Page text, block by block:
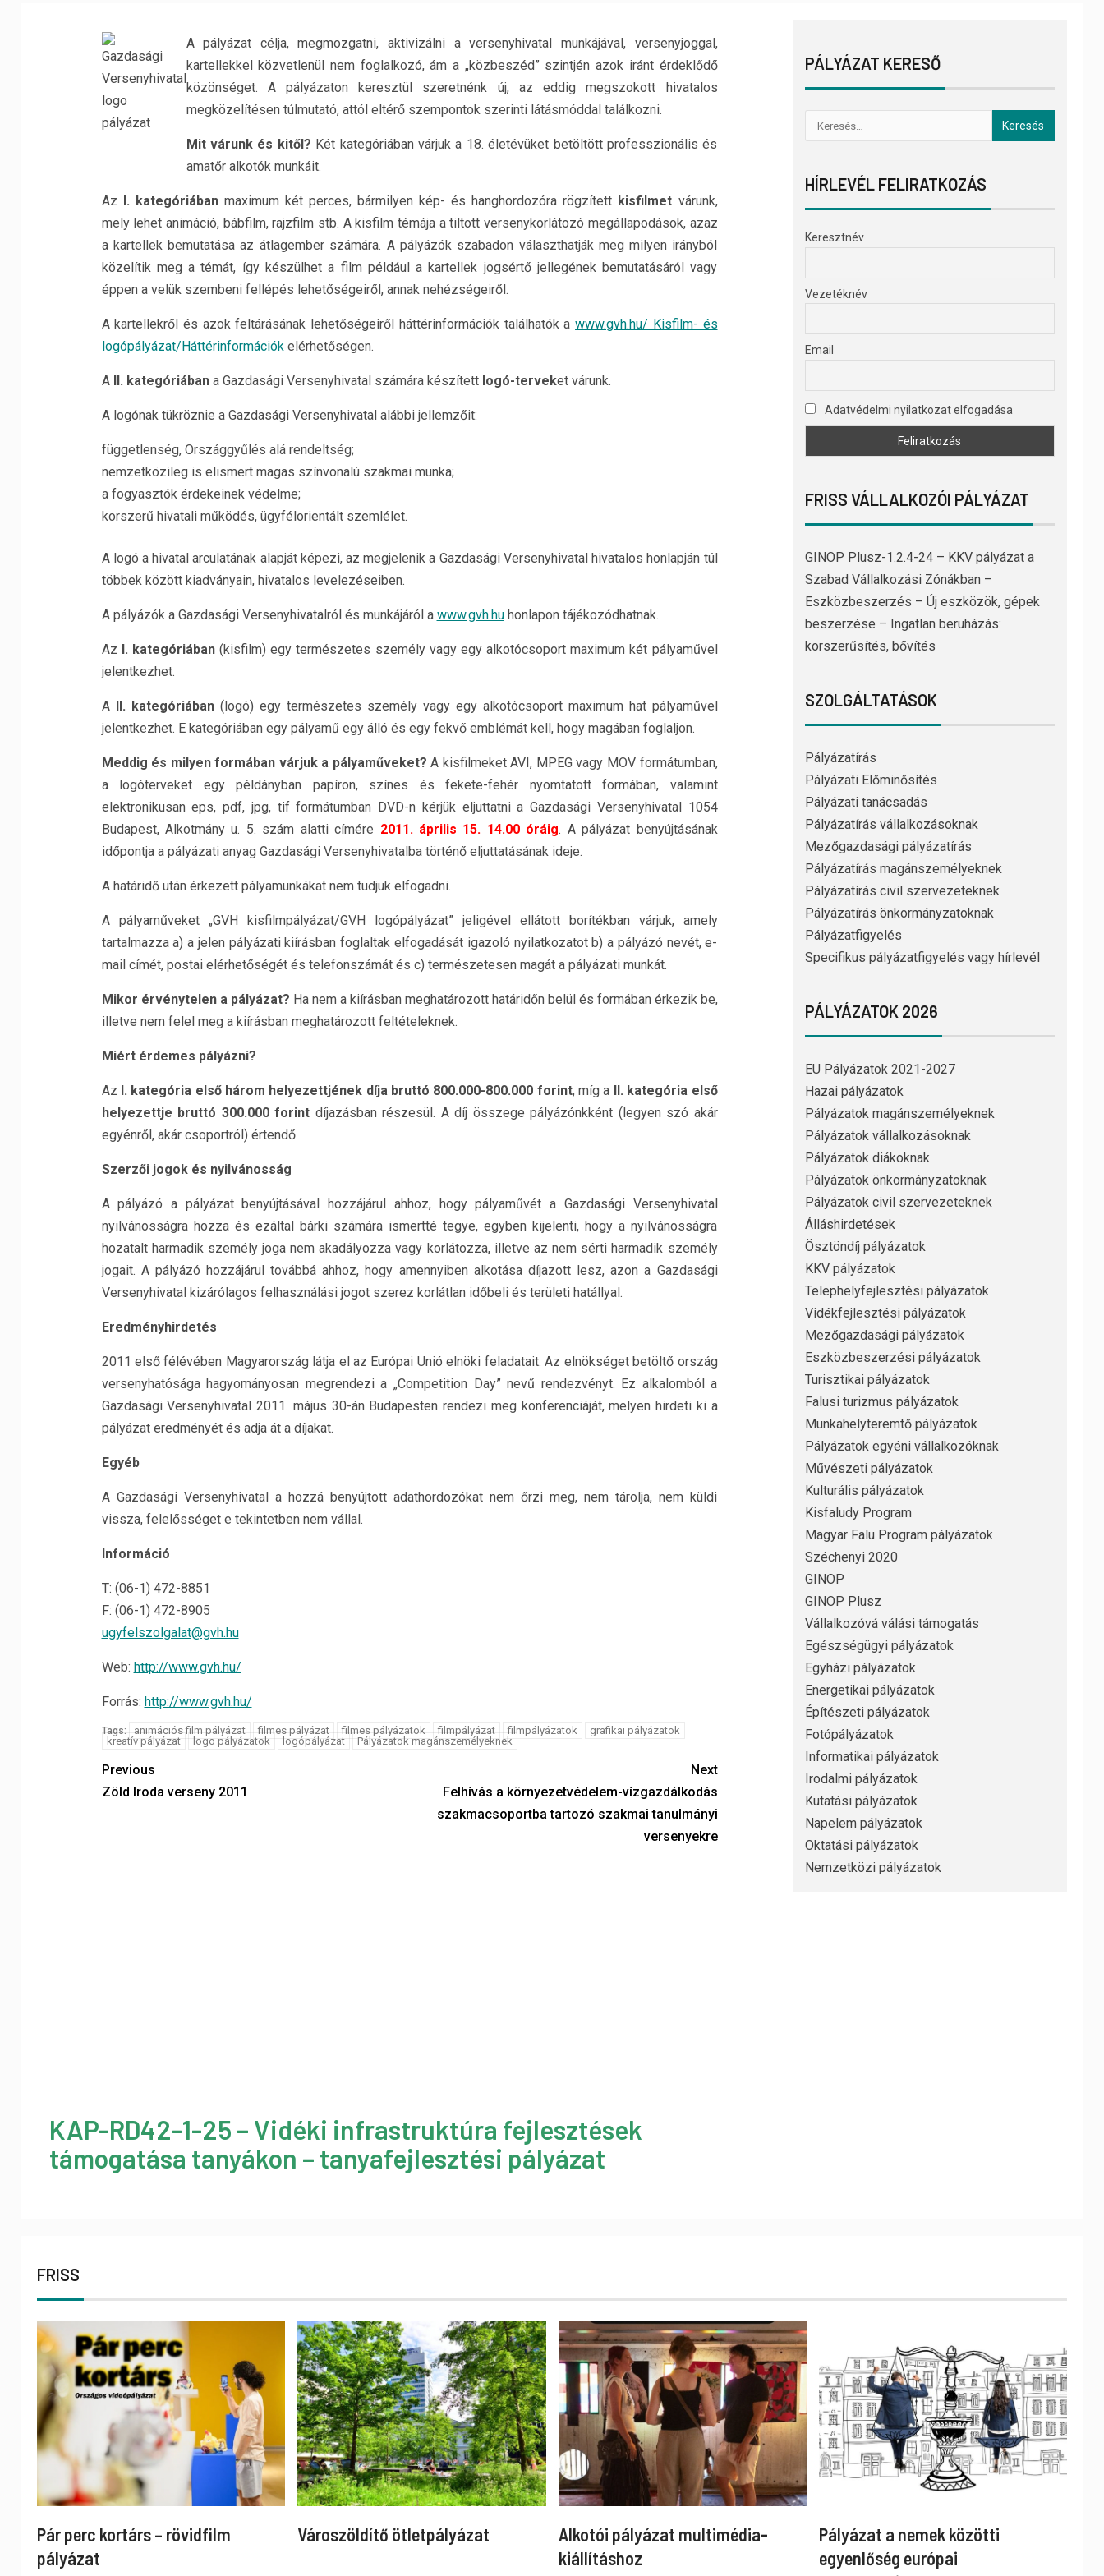
A pályázat célja, megmozgatni, aktivizálni a versenyhivatal munkájával, versenyjoggal,
kartellekkel közvetlenül nem foglalkozó, ám a „közbeszéd” szintjén azok iránt érdeklődő
közönséget. A pályázaton keresztül szeretnénk új, az eddig megszokott hivatalos
megközelítésen túlmutató, attól eltérő szempontok szerinti látásmóddal találkozni.
Mit várunk és kitől? Két kategóriában várjuk a 18. életévüket betöltött professzionális és
amatőr alkotók munkáit.
Az I. kategóriábanmaximum két perces, bármilyen kép- és hanghordozóra rögzített kisfilmet várunk,
mely lehet animáció, bábfilm, rajzfilm stb. A kisfilm témája a tiltott versenykorlátozó megállapodások, azaz
a kartellek bemutatása az átlagember számára. A pályázók szabadon választhatják meg milyen irányból
közelítik meg a témát, így készülhet a film például a kartellek jogsértő jellegének bemutatásáról vagy
éppen a velük szembeni fellépés lehetőségeiről, annak nehézségeiről.
A kartellekről és azok feltárásának lehetőségeiről háttérinformációk találhatók awww.gvh.hu/ Kisfilm- és
logópályázat/Háttérinformációkelérhetőségen.
A II. kategóriában a Gazdasági Versenyhivatal számára készítettlogó-terveket várunk.
A logónak tükröznie a Gazdasági Versenyhivatal alábbi jellemzőit:
függetlenség, Országgyűlés alá rendeltség;
nemzetközileg is elismert magas színvonalú szakmai munka;
a fogyasztók érdekeinek védelme;
korszerű hivatali működés, ügyfélorientált szemlélet.
A logó a hivatal arculatának alapját képezi, az megjelenik a Gazdasági Versenyhivatal hivatalos honlapján túl
többek között kiadványain, hivatalos levelezéseiben.
A pályázók a Gazdasági Versenyhivatalról és munkájáról a www.gvh.huhonlapon tájékozódhatnak.
Az I. kategóriában(kisfilm) egy természetes személy vagy egy alkotócsoport maximum két pályaművel
jelentkezhet.
A II. kategóriában(logó) egy természetes személy vagy egy alkotócsoport maximum hat pályaművel
jelentkezhet. E kategóriában egy pályamű egy álló és egy fekvő emblémát kell, hogy magában foglaljon.
Meddig és milyen formában várjuk a pályaműveket? A kisfilmeket AVI, MPEG vagy MOV formátumban,
a logóterveket egy példányban papíron, színes és fekete-fehér nyomtatott formában, valamint
elektronikusan eps, pdf, jpg, tif formátumban DVD-n kérjük eljuttatni a Gazdasági Versenyhivatal 1054
Budapest, Alkotmány u. 5. szám alatti címére 2011. április 15. 14.00 óráig. A pályázat benyújtásának
időpontja a pályázati anyag Gazdasági Versenyhivatalba történő eljuttatásának ideje.
A határidő után érkezett pályamunkákat nem tudjuk elfogadni.
A pályaműveket „GVH kisfilmpályázat/GVH logópályázat” jeligével ellátott borítékban várjuk, amely
tartalmazza a) a jelen pályázati kiírásban foglaltak elfogadását igazoló nyilatkozatot b) a pályázó nevét, e-
mail címét, postai elérhetőségét és telefonszámát és c) természetesen magát a pályázati munkát.
Mikor érvénytelen a pályázat? Ha nem a kiírásban meghatározott határidőn belül és formában érkezik be,
illetve nem felel meg a kiírásban meghatározott feltételeknek.
Miért érdemes pályázni?
Az I. kategória első három helyezettjének díja bruttó 800.000-800.000 forint, míg a II. kategória első
helyezettje bruttó 300.000 forint díjazásban részesül. A díj összege pályázónkként (legyen szó akár
egyénről, akár csoportról) értendő.
Szerzői jogok és nyilvánosság
A pályázó a pályázat benyújtásával hozzájárul ahhoz, hogy pályaművét a Gazdasági Versenyhivatal
nyilvánosságra hozza és ezáltal bárki számára ismertté tegye, egyben kijelenti, hogy a nyilvánosságra
hozatalt harmadik személy joga nem akadályozza vagy korlátozza, illetve az nem sérti harmadik személy
jogait. A pályázó hozzájárul továbbá ahhoz, hogy amennyiben alkotása díjazott lesz, azon a Gazdasági
Versenyhivatal kizárólagos felhasználási jogot szerez korlátlan időbeli és területi hatállyal.
Eredményhirdetés
2011 első félévében Magyarország látja el az Európai Unió elnöki feladatait. Az elnökséget betöltő ország
versenyhatósága hagyományosan megrendezi a „Competition Day” nevű rendezvényt. Ez alkalomból a
Gazdasági Versenyhivatal 2011. május 30-án Budapesten rendezi meg konferenciáját, melyen hirdeti ki a
pályázat eredményét és adja át a díjakat.
Egyéb
A Gazdasági Versenyhivatal a hozzá benyújtott adathordozókat nem őrzi meg, nem tárolja, nem küldi
vissza, felelősséget e tekintetben nem vállal.
Információ
T: (06-1) 472-8851
F: (06-1) 472-8905
ugyfelszolgalat@gvh.hu
Web: http://www.gvh.hu/
Forrás: http://www.gvh.hu/
Tags: animációs film pályázat filmes pályázat filmes pályázatok filmpályázat filmpályázatok
grafikai pályázatok
kreatív pályázat
logo pályázatok logópályázat Pályázatok magánszemélyeknek
Previous
Zöld Iroda verseny 2011
Next
Felhívás a környezetvédelem-vízgazdálkodás
szakmacsoportba tartozó szakmai tanulmányi
versenyekre
KAP-RD42-1-25 – Vidéki infrastruktúra fejlesztések
támogatása tanyákon – tanyafejlesztési pályázat
PÁLYÁZAT KERESŐ
HÍRLEVÉL FELIRATKOZÁS
Keresztnév
Vezetéknév
Email
Adatvédelmi nyilatkozat elfogadása
FRISS VÁLLALKOZÓI PÁLYÁZAT
GINOP Plusz-1.2.4-24 – KKV pályázat a
Szabad Vállalkozási Zónákban –
Eszközbeszerzés – Új eszközök, gépek
beszerzése – Ingatlan beruházás:
korszerűsítés, bővítés
SZOLGÁLTATÁSOK
Pályázatírás
Pályázati Előminősítés
Pályázati tanácsadás
Pályázatírás vállalkozásoknak
Mezőgazdasági pályázatírás
Pályázatírás magánszemélyeknek
Pályázatírás civil szervezeteknek
Pályázatírás önkormányzatoknak
Pályázatfigyelés
Specifikus pályázatfigyelés vagy hírlevél
PÁLYÁZATOK 2026
EU Pályázatok 2021-2027
Hazai pályázatok
Pályázatok magánszemélyeknek
Pályázatok vállalkozásoknak
Pályázatok diákoknak
Pályázatok önkormányzatoknak
Pályázatok civil szervezeteknek
Álláshirdetések
Ösztöndíj pályázatok
KKV pályázatok
Telephelyfejlesztési pályázatok
Vidékfejlesztési pályázatok
Mezőgazdasági pályázatok
Eszközbeszerzési pályázatok
Turisztikai pályázatok
Falusi turizmus pályázatok
Munkahelyteremtő pályázatok
Pályázatok egyéni vállalkozóknak
Művészeti pályázatok
Kulturális pályázatok
Kisfaludy Program
Magyar Falu Program pályázatok
Széchenyi 2020
GINOP
GINOP Plusz
Vállalkozóvá válási támogatás
Egészségügyi pályázatok
Egyházi pályázatok
Energetikai pályázatok
Építészeti pályázatok
Fotópályázatok
Informatikai pályázatok
Irodalmi pályázatok
Kutatási pályázatok
Napelem pályázatok
Oktatási pályázatok
Nemzetközi pályázatok
FRISS
Pár perc kortárs – rövidfilm
pályázat
Városzöldítő ötletpályázat
Alkotói pályázat multimédia-
kiállításhoz
Pályázat a nemek közötti
egyenlőség európai